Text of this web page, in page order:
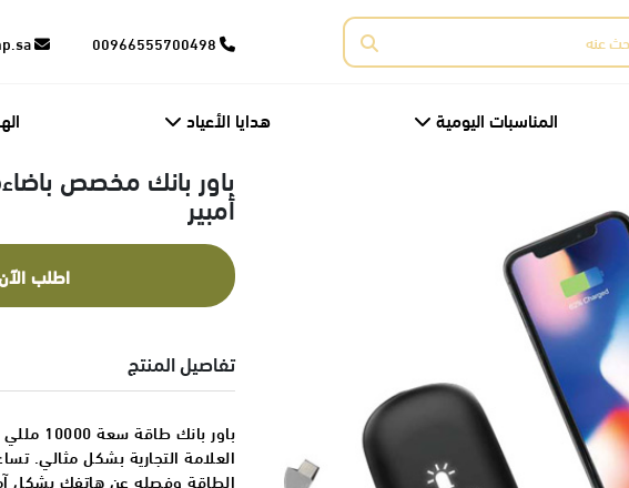
المناسبات اليومية هدايا الأعياد
أمبير
اطلب
تفاصيل المنتج
باور
العلامة التجارية بشكل مثالي.